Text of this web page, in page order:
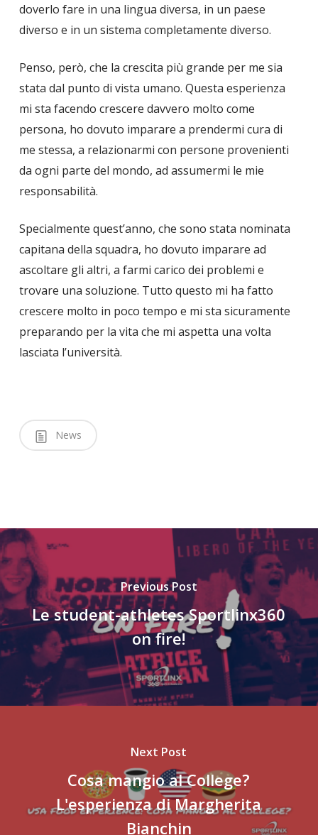
doverlo fare in una lingua diversa, in un paese
diverso e in un sistema completamente diverso.
Penso, però, che la crescita più grande per me sia
stata dal punto di vista umano. Questa esperienza
mi sta facendo crescere davvero molto come
persona, ho dovuto imparare a prendermi cura di
me stessa, a relazionarmi con persone provenienti
da ogni parte del mondo, ad assumermi le mie
responsabilità.
Specialmente quest’anno, che sono stata nominata
capitana della squadra, ho dovuto imparare ad
ascoltare gli altri, a farmi carico dei problemi e
trovare una soluzione. Tutto questo mi ha fatto
crescere molto in poco tempo e mi sta sicuramente
preparando per la vita che mi aspetta una volta
lasciata l’università.
News
Previous Post
Le student-athletes Sportlinx360
on fire!
Next Post
Cosa mangio al College?
L'esperienza di Margherita
Bianchin